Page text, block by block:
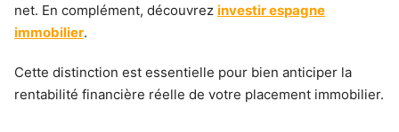
net. En complément, découvrez investir espagne
immobilier.
Cette distinction est essentielle pour bien anticiper la
rentabilité financière réelle de votre placement immobilier.